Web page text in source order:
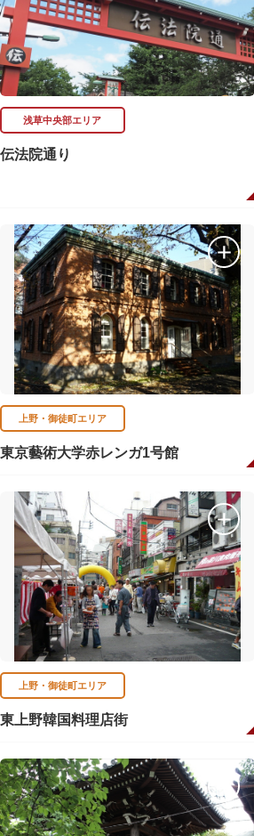
浅草中央部エリア
伝法院通り
上野・御徒町エリア
東京藝術大学赤レンガ1号館
上野・御徒町エリア
東上野韓国料理店街